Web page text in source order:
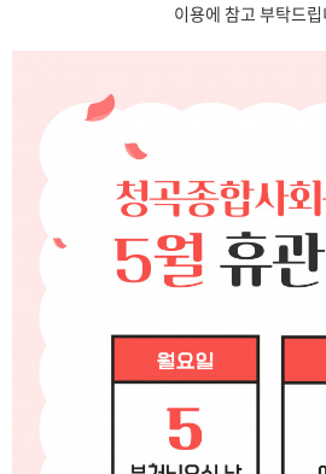
이용에 참고 부탁드